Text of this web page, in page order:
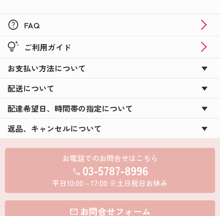
help FAQ
tips_and_updates ご利用ガイド
お支払い方法について
配送について
配達希望日、時間帯の指定について
返品、キャンセルについて
お電話でのお問合せはこちら
call 03-5787-8996
平日10:00～17:00 ※土日祝日お休み
mail お問合せフォーム